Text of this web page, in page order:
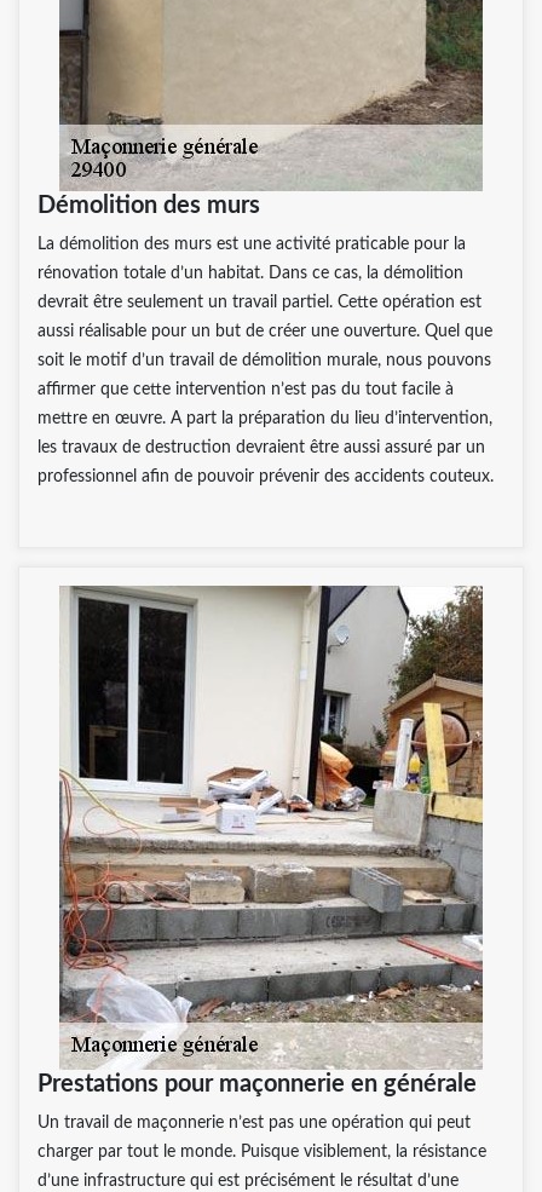
Démolition des murs
La démolition des murs est une activité praticable pour la
rénovation totale d’un habitat. Dans ce cas, la démolition
devrait être seulement un travail partiel. Cette opération est
aussi réalisable pour un but de créer une ouverture. Quel que
soit le motif d’un travail de démolition murale, nous pouvons
affirmer que cette intervention n’est pas du tout facile à
mettre en œuvre. A part la préparation du lieu d’intervention,
les travaux de destruction devraient être aussi assuré par un
professionnel afin de pouvoir prévenir des accidents couteux.
Prestations pour maçonnerie en générale
Un travail de maçonnerie n’est pas une opération qui peut
charger par tout le monde. Puisque visiblement, la résistance
d’une infrastructure qui est précisément le résultat d’une